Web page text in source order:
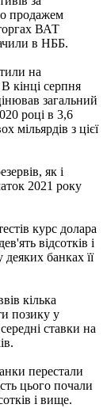
продажем
ВАТ
в НББ.
на
кінці серпня
загальний
році в 3,6
мільярдів з цієї
як і
2021 року
курс долара
відсотків і
банках її
кілька
позику у
ставки на
перестали
цього почали
і вище.